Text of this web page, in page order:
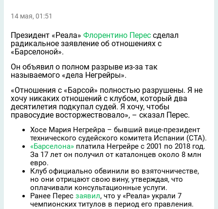
14 мая, 01:51
Президент «Реала» Флорентино Перес сделал
радикальное заявление об отношениях с
«Барселоной».
Он объявил о полном разрыве из-за так
называемого «дела Негрейры».
«Отношения с «Барсой» полностью разрушены. Я не
хочу никаких отношений с клубом, который два
десятилетия подкупал судей. Я хочу, чтобы
правосудие восторжествовало», – сказал Перес.
Хосе Мария Негрейра – бывший вице-президент
технического судейского комитета Испании (СТА).
«Барселона» платила Негрейре с 2001 по 2018 год.
За 17 лет он получил от каталонцев около 8 млн
евро.
Клуб официально обвинили во взяточничестве,
но они отрицают свою вину, утверждая, что
оплачивали консультационные услуги.
Ранее Перес заявил, что у «Реала» украли 7
чемпионских титулов в период его правления.